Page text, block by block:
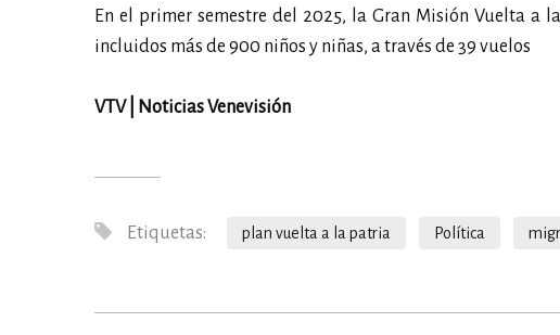
En el primer semestre del 2025, la Gran Misión Vuelta a
incluidos más de 900 niños y niñas, a través de 39 vuelos
VTV | Noticias Venevisión
Etiquetas: plan vuelta a la patria Política